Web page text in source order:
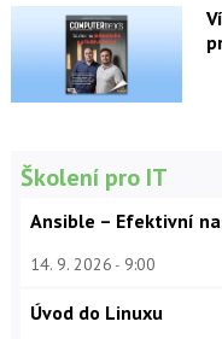
Školení pro IT
Ansible – Efektivní
14. 9. 2026 9:00
Úvod do Linuxu